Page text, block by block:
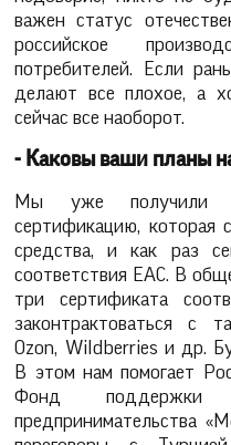
важен статус
российское
потребителей. Если
делают все плохое, а
сейчас все наоборот.
- Каковы ваши планы
Мы уже получили
сертификацию, которая
средства, и как раз
соответствия ЕАС. В
три сертификата
законтрактоваться с
Ozon, Wildberries и др.
В этом нам помогает
Фонд
предпринимательства